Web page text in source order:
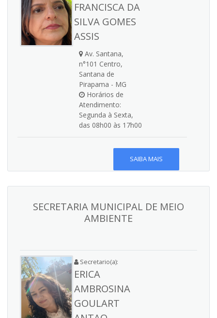
FRANCISCA DA
SILVA GOMES
ASSIS
Av. Santana,
n°101 Centro,
Santana de
Pirapama - MG
Horários de
Atendimento:
Segunda à Sexta,
das 08h00 às 17h00
SAIBA MAIS
SECRETARIA MUNICIPAL DE MEIO
AMBIENTE
Secretario(a):
ERICA
AMBROSINA
GOULART